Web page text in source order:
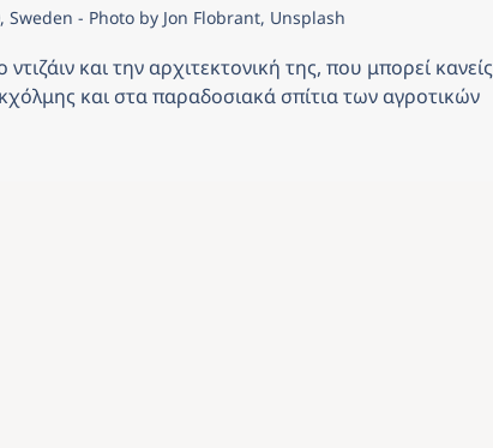
Sweden - Photo by Jon Flobrant, Unsplash
και την αρχιτεκτονική της, που μπορεί κανείς
και στα παραδοσιακά σπίτια των αγροτικών